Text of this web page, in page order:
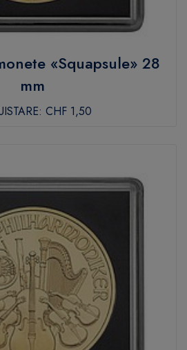
«Squapsule» 28
mm
CHF 1,50